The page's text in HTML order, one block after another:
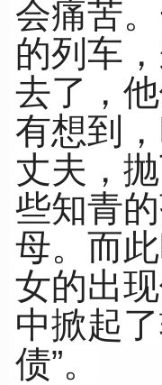
会痛苦
的列车
去了，
有想到
丈夫，
些知青
母。而
女的出
中掀起
债”。